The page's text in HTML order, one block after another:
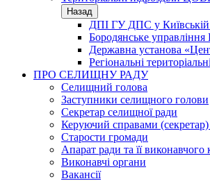
Назад
ДПІ ГУ ДПС у Київській
Бородянське управління
Державна установа
Регіональні
ПРО СЕЛИЩНУ РАДУ
Селищний голова
Заступники селищного голови
Секретар селищної ради
Керуючий справами (секретар)
Старости громади
Апарат ради та її виконавчого
Виконавчі органи
Вакансії